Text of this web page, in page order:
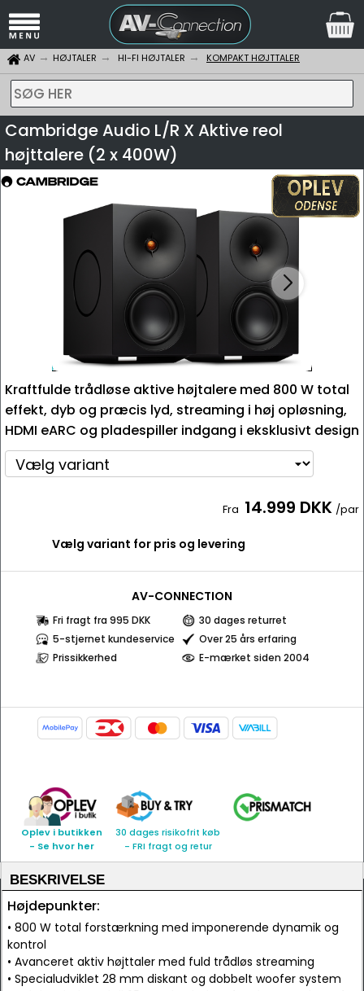
AV HØJTALER HI-FI HØJTALER KOMPAKT HØJTTALER
SØG HER
Cambridge Audio L/R X Aktive reol
højttalere (2 x 400W)
Kraftfulde trådløse aktive højtalere med 800 W total
effekt, dyb og præcis lyd, streaming i høj opløsning,
HDMI eARC og pladespiller indgang i eksklusivt design
Fra 14.999 DKK /par
Vælg variant for pris og levering
AV-CONNECTION
Fri fragt fra 995 DKK
30 dages returret
5-stjernet kundeservice
Over 25 års erfaring
Prissikkerhed
E-mærket siden 2004
Oplev i butikken
- Se hvor her
30 dages risikofrit køb
- FRI fragt og retur
BESKRIVELSE
Højdepunkter:
• 800 W total forstærkning med imponerende dynamik og
kontrol
• Avanceret aktiv højttaler med fuld trådløs streaming
• Specialudviklet 28 mm diskant og dobbelt woofer system